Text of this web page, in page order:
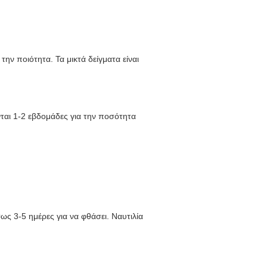
ποιότητα. Τα μικτά δείγματα είναι
1-2 εβδομάδες για την ποσότητα
3-5 ημέρες για να φθάσει. Ναυτιλία